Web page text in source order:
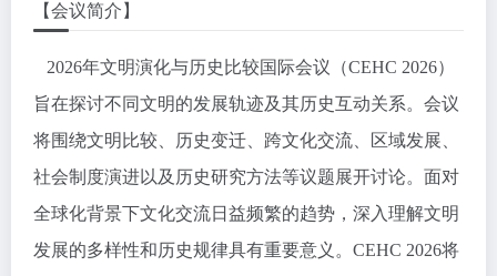
【会议简介】
2026年文明演化与历史比较国际会议（CEHC 2026）
旨在探讨不同文明的发展轨迹及其历史互动关系。会议
将围绕文明比较、历史变迁、跨文化交流、区域发展、
社会制度演进以及历史研究方法等议题展开讨论。面对
全球化背景下文化交流日益频繁的趋势，深入理解文明
发展的多样性和历史规律具有重要意义。CEHC 2026将